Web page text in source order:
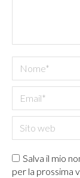
Nome *
Email *
Sito web
Salva il mio
per la prossima